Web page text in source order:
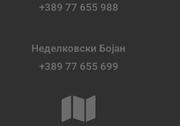
+389 77 655 988
Неделковски Бојан
+389 77 655 699